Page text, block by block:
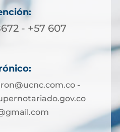
- +57 607
-